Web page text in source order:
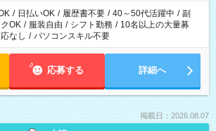
/ 日払いOK / 履歴書不要 / 40～50代活躍中 / 副
OK / 服装自由 / シフト勤務 / 10名以上の大量募
なし / パソコンスキル不要
応募する 詳細へ
掲載日：2026.08.07